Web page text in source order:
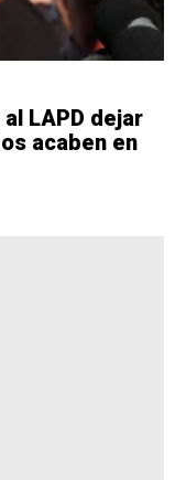
LAPD dejar
acaben en